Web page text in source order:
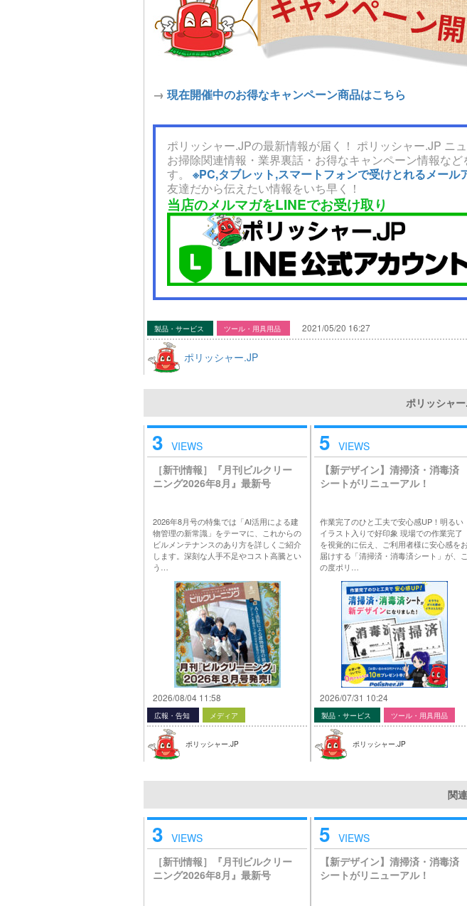
→ 現在開催中のお得なキャンペーン商品はこちら
ポリッシャー.JPの最新情報が届く！ ポリッシャー.JP ニ
お掃除関連情報・業界裏話・お得なキャンペーン情報な
す。 ※PC,タブレット,スマートフォンで受けとれるメール
友達だから伝えたい情報をいち早く！
当店のメルマガをLINEでお受け取り
製品・サービス ツール・用具用品 2021/05/20 16:27
ポリッシャー.JP
ポリッシャ
3 VIEWS
［新刊情報］『月刊ビルクリー
ニング2026年8月』最新号
2026年8月号の特集では「AI活用による建
物管理の新常識」をテーマに、これからの
ビルメンテナンスのあり方を詳しくご紹介
します。深刻な人手不足やコスト高騰とい
う…
2026/08/04 11:58
広報・告知 メディア
ポリッシャー.JP
5 VIEWS
【新デザイン】清掃済・消毒済
シートがリニューアル！
作業完了のひと工夫で安心感UP！明るい
イラスト入りで好印象 現場での作業完了
を視覚的に伝え、ご利用者様に安心感をお
届けする「清掃済・消毒済シート」が、こ
の度ポリ…
2026/07/31 10:24
製品・サービス ツール・用具用品
ポリッシャー.JP
関
3 VIEWS
［新刊情報］『月刊ビルクリー
ニング2026年8月』最新号
5 VIEWS
【新デザイン】清掃済・消毒済
シートがリニューアル！